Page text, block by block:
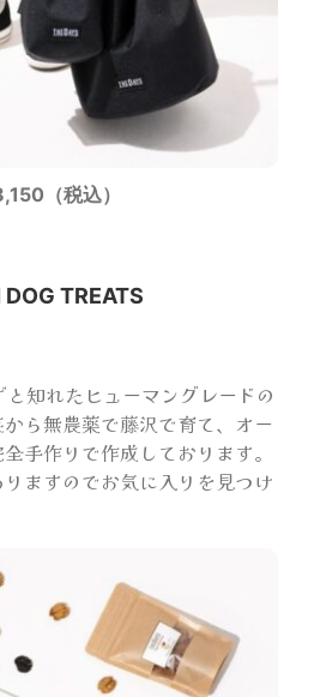
（税込）
TREATS
知れたヒューマングレードの
ら無農薬で藤沢で育て、オー
手作りで作成しております。
ますのでお気に入りを見つけ